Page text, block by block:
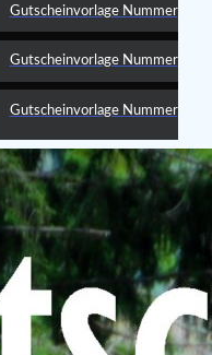
Gutscheinvorlage Nummer
Gutscheinvorlage Nummer
Gutscheinvorlage Nummer